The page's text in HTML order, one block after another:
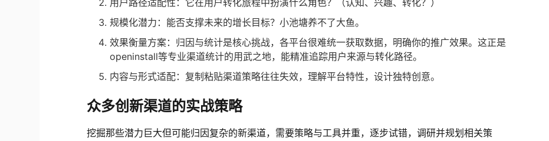
规模化潜力：能否支撑未来的增长目标？小池塘养不了大鱼。
效果衡量方案：归因与统计是核心挑战，各平台很难统一获取数据，明确你的推广效果。这正是
openinstall等专业渠道统计的用武之地，能精准追踪用户来源与转化路径。
内容与形式适配：复制粘贴渠道策略往往失效，理解平台特性，设计独特创意。
众多创新渠道的实战策略
挖掘那些潜力巨大但可能归因复杂的新渠道，需要策略与工具并重，逐步试错，调研并规划相关策